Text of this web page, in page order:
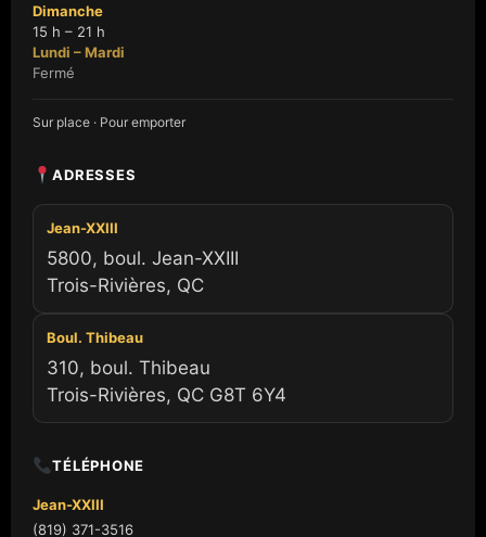
Dimanche
15 h – 21 h
Lundi – Mardi
Fermé
Sur place · Pour emporter
ADRESSES
Jean-XXIII
5800, boul. Jean-XXIII
Trois-Rivières, QC
Boul. Thibeau
310, boul. Thibeau
Trois-Rivières, QC G8T 6Y4
TÉLÉPHONE
Jean-XXIII
(819) 371-3516